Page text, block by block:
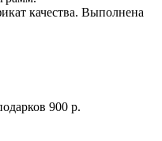
качества. Выполнена
900 р.